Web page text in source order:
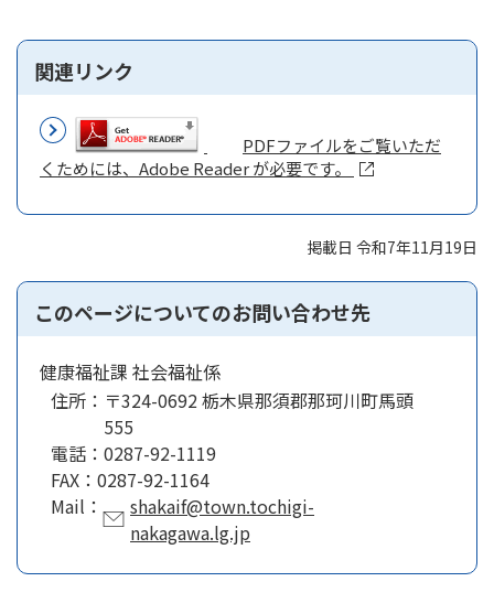
関連リンク
PDFファイルをご覧いただ
くためには、Adobe Reader が必要です。
掲載日 令和7年11月19日
このページについてのお問い合わせ先
健康福祉課 社会福祉係
住所： 〒324-0692 栃木県那須郡那珂川町馬頭
555
電話： 0287-92-1119
FAX： 0287-92-1164
Mail：
shakaif@town.tochigi-
nakagawa.lg.jp